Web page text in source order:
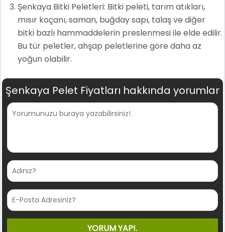
Şenkaya Bitki Peletleri: Bitki peleti, tarım atıkları,
mısır koçanı, saman, buğday sapı, talaş ve diğer
bitki bazlı hammaddelerin preslenmesi ile elde edilir.
Bu tür peletler, ahşap peletlerine göre daha az
yoğun olabilir.
Şenkaya Pelet Fiyatları hakkında yorumlar